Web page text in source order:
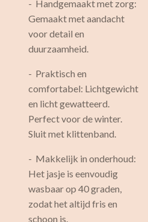
- Handgemaakt met zorg:
Gemaakt met aandacht
voor detail en
duurzaamheid.
- Praktisch en
comfortabel: Lichtgewicht
en licht gewatteerd.
Perfect voor de winter.
Sluit met klittenband.
- Makkelijk in onderhoud:
Het jasje is eenvoudig
wasbaar op 40 graden,
zodat het altijd fris en
schoon is.